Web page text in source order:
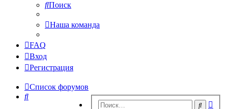
Поиск
Наша команда
FAQ
Вход
Регистрация
Список форумов
Поиск
Поиск